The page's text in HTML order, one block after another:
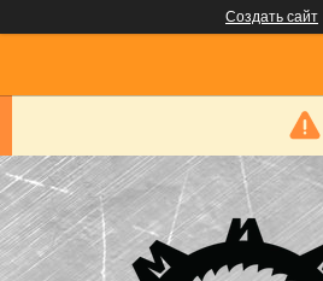
Создать сайт